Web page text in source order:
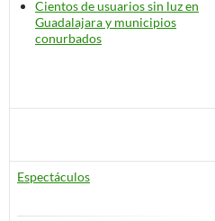
Cientos de usuarios sin luz en
Guadalajara y municipios
conurbados
Espectáculos